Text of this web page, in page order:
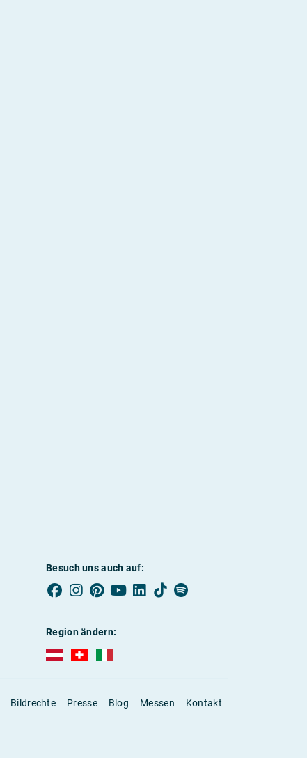
Besuch uns auch auf:
Region ändern:
AUBI-plus Österreich (deutsch)
AUBI-plus Schweiz (deutsch)
AUBI-plus Italien (deutsch)
Bildrechte Presse Blog Messen Kontakt